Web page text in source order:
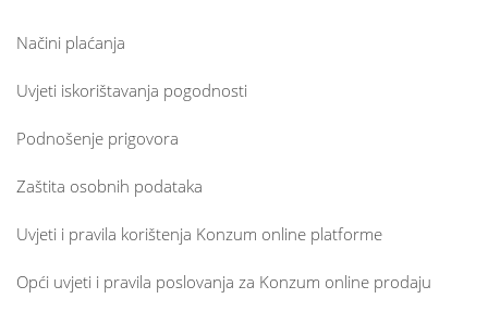
Načini plaćanja
Uvjeti iskorištavanja pogodnosti
Podnošenje prigovora
Zaštita osobnih podataka
Uvjeti i pravila korištenja Konzum online platforme
Opći uvjeti i pravila poslovanja za Konzum online prodaju